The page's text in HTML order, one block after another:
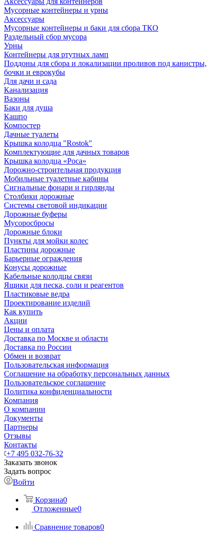
Мусорные контейнеры и урны
Аксессуары
Мусорные контейнеры и баки для сбора ТКО
Раздельный сбор мусора
Урны
Контейнеры для ртутных ламп
Поддоны для сбора и локализации проливов под канистры,
бочки и еврокубы
Для дачи и сада
Канализация
Вазоны
Баки для душа
Кашпо
Компостер
Дачные туалеты
Крышка колодца "Rostok"
Комплектующие для дачных товаров
Крышка колодца «Роса»
Дорожно-строительная продукция
Мобильные туалетные кабины
Сигнальные фонари и гирлянды
Столбики дорожные
Системы световой индикации
Дорожные буферы
Мусоросбросы
Дорожные блоки
Пункты для мойки колес
Пластины дорожные
Барьерные ограждения
Конусы дорожные
Кабельные колодцы связи
Ящики для песка, соли и реагентов
Пластиковые ведра
Проектирование изделий
Как купить
Акции
Цены и оплата
Доставка по Москве и области
Доставка по России
Обмен и возврат
Пользовательская информация
Соглашение на обработку персональных данных
Пользовательское соглашение
Политика конфиденциальности
Компания
О компании
Документы
Партнеры
Отзывы
Контакты
+7 495 032-76-32
Заказать звонок
Задать вопрос
Войти
Корзина0
Отложенные0
Сравнение товаров0